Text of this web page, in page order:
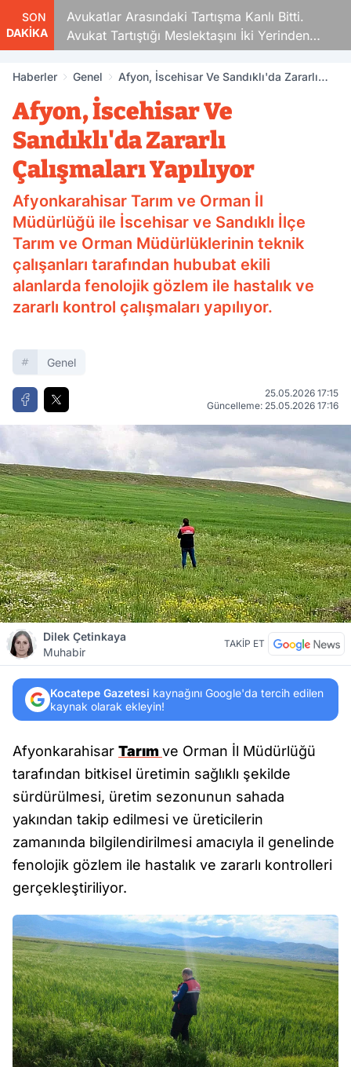
SON
DAKİKA
Avukatlar Arasındaki Tartışma Kanlı Bitti.
Avukat Tartıştığı Meslektaşını İki Yerinden
Vurdu
Haberler Genel
Afyon, İscehisar Ve Sandıklı'da Zararlı
Afyon, İscehisar Ve
Sandıklı'da Zararlı
Çalışmaları Yapılıyor
Afyonkarahisar Tarım ve Orman İl
Müdürlüğü ile İscehisar ve Sandıklı İlçe
Tarım ve Orman Müdürlüklerinin teknik
çalışanları tarafından hububat ekili
alanlarda fenolojik gözlem ile hastalık ve
zararlı kontrol çalışmaları yapılıyor.
Genel
25.05.2026 17:15
Güncelleme: 25.05.2026 17:16
Dilek Çetinkaya
Muhabir
TAKİP ET
Kocatepe Gazetesi kaynağını Google'da tercih edilen
kaynak olarak ekleyin!
Afyonkarahisar Tarım ve Orman İl Müdürlüğü
tarafından bitkisel üretimin sağlıklı şekilde
sürdürülmesi, üretim sezonunun sahada
yakından takip edilmesi ve üreticilerin
zamanında bilgilendirilmesi amacıyla il genelinde
fenolojik gözlem ile hastalık ve zararlı kontrolleri
gerçekleştiriliyor.